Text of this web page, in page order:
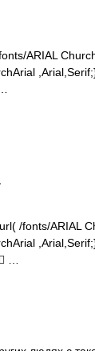
ARIAL
/fonts/ARIAL
…